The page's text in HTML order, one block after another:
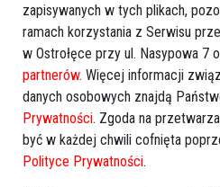
Poprzednia
Kategorie
Ostrołęka
zapisywanych w tych plikach,
ramach korzystania z Serwisu
w Ostrołęce przy ul. Nasypowa 7
partnerów. Więcej informacji
danych osobowych znajdą
Prywatności. Zgoda na
być w każdej chwili cofnięta
Polityce Prywatności.